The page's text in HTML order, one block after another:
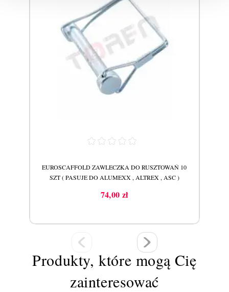
EUROSCAFFOLD ZAWLECZKA DO RUSZTOWAŃ 10
SZT ( PASUJE DO ALUMEXX , ALTREX , ASC )
Cena
74,00 zł
Produkty, które mogą Cię
zainteresować